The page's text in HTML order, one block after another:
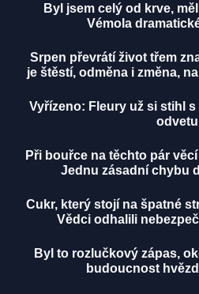
Byl jsem celý od krve,
Vémola
Srpen převrátí život třem
je štěstí, odměna i změna,
Vyřízeno: Fleury už si stihl
odvetu
Při bouřce na těchto pár
Jednu zásadní chybu
Cukr, který stojí na špatné
Vědci odhalili
Byl to rozlučkový zápas,
budoucnost